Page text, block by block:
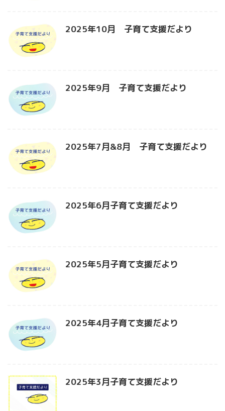
2025年10月 子育て支援だより
2025年9月 子育て支援だより
2025年7月&8月 子育て支援だより
2025年6月子育て支援だより
2025年5月子育て支援だより
2025年4月子育て支援だより
2025年3月子育て支援だより